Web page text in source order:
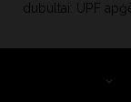
dubultai: UPF